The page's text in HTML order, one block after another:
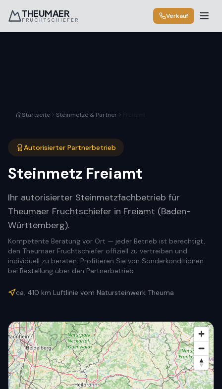
THEUMAER
FRUCHTSCHIEFER
Verkauf
Startseite Steinmetze & Partner
Autorisierter Partnerbetrieb
Steinmetz Freiamt
Ihr autorisierter Steinmetzfachbetrieb für
Theumaer Fruchtschiefer in Freiamt (Baden-
Württemberg).
Kompetente Beratung vor Ort — jeder Betrieb ist berechtigt,
den Theumaer Fruchtschiefer offiziell zu vertreiben und
individuell zu beraten. Profitieren Sie von Sonderkonditionen
bei Bestellung über den Partnerbetrieb.
ca. 410 km Luftlinie vom Natursteinwerk Theuma